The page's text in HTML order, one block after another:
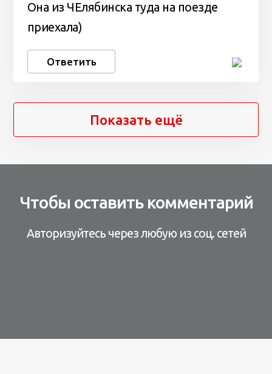
Она из ЧЕлябинска туда на поезде
приехала)
Ответить
Показать ещё
Чтобы оставить комментарий
Авторизуйтесь через любую из соц. сетей